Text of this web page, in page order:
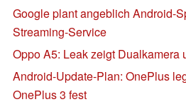
Google plant angeblich Android-
Streaming-Service
Oppo A5: Leak zeigt Dualkamera
Android-Update-Plan: OnePlus
OnePlus 3 fest